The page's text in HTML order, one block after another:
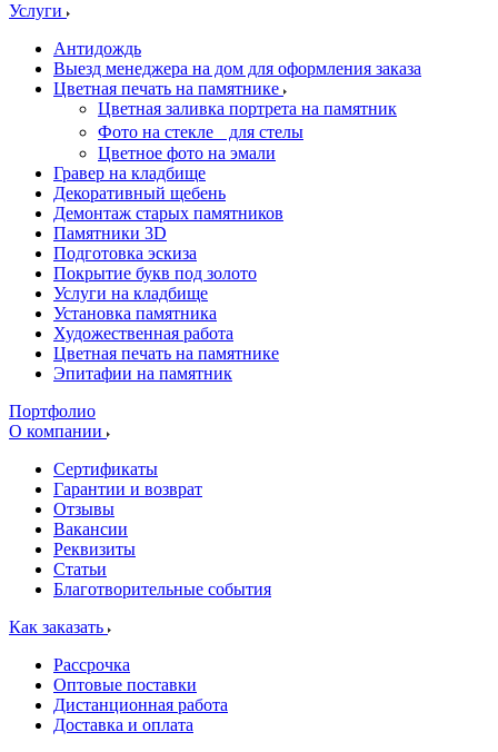
Услуги
Антидождь
Выезд менеджера на дом для оформления заказа
Цветная печать на памятнике
Цветная заливка портрета на памятник
Фото на стекле для стелы
Цветное фото на эмали
Гравер на кладбище
Декоративный щебень
Демонтаж старых памятников
Памятники 3D
Подготовка эскиза
Покрытие букв под золото
Услуги на кладбище
Установка памятника
Художественная работа
Цветная печать на памятнике
Эпитафии на памятник
Портфолио
О компании
Сертификаты
Гарантии и возврат
Отзывы
Вакансии
Реквизиты
Статьи
Благотворительные события
Как заказать
Рассрочка
Оптовые поставки
Дистанционная работа
Доставка и оплата